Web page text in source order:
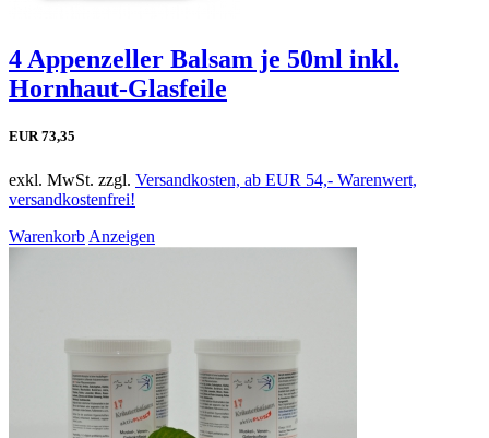
4 Appenzeller Balsam je 50ml inkl.
Hornhaut-Glasfeile
EUR 73,35
exkl. MwSt. zzgl. Versandkosten, ab EUR 54,- Warenwert,
versandkostenfrei!
Warenkorb Anzeigen